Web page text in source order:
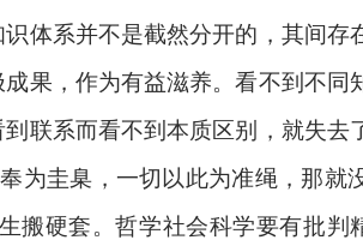
体系并不是截然分开的，其间
果，作为有益滋养。看不到不
联系而看不到本质区别，就失
为圭臬，一切以此为准绳，那就
硬套。哲学社会科学要有批判